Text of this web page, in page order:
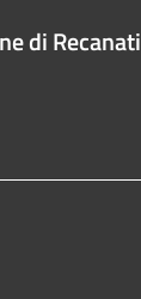
di Recanati